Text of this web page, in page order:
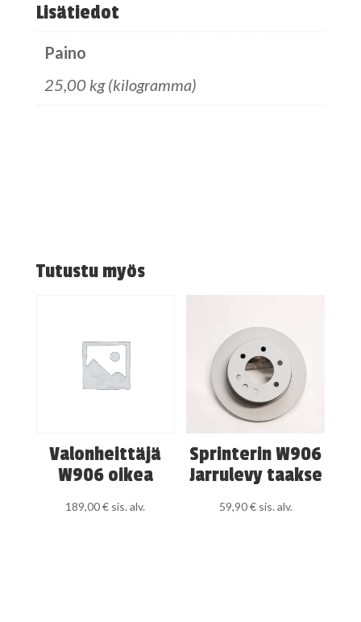
Lisätiedot
Paino
25,00 kg (kilogramma)
Tutustu myös
Valonheittäjä
W906 oikea
189,00€ sis. alv.
Sprinterin W906
Jarrulevy taakse
59,90€ sis. alv.